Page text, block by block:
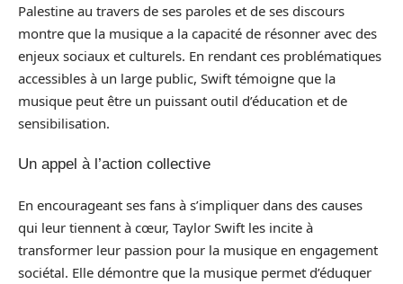
Palestine au travers de ses paroles et de ses discours
montre que la musique a la capacité de résonner avec des
enjeux sociaux et culturels. En rendant ces problématiques
accessibles à un large public, Swift témoigne que la
musique peut être un puissant outil d’éducation et de
sensibilisation.
Un appel à l’action collective
En encourageant ses fans à s’impliquer dans des causes
qui leur tiennent à cœur, Taylor Swift les incite à
transformer leur passion pour la musique en engagement
sociétal. Elle démontre que la musique permet d’éduquer